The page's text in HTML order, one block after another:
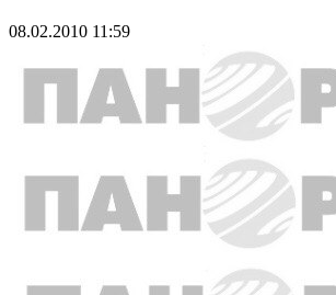
08.02.2010 11:59